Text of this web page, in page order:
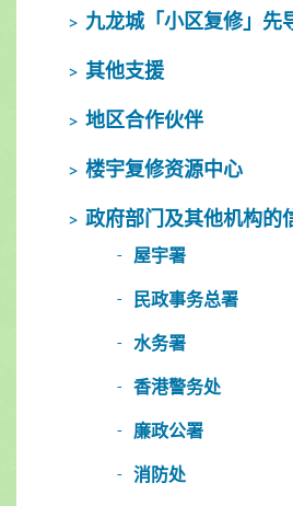
九龙城「小区复修」先
其他支援
地区合作伙伴
楼宇复修资源中心
政府部门及其他机构的
屋宇署
民政事务总署
水务署
香港警务处
廉政公署
消防处